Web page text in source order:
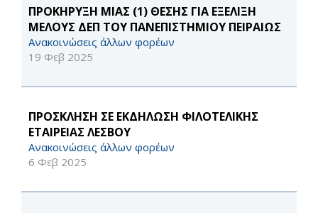
ΠΡΟΚΗΡΥΞΗ ΜΙΑΣ (1) ΘΕΣΗΣ ΓΙΑ ΕΞΕΛΙΞΗ
ΜΕΛΟΥΣ ΔΕΠ ΤΟΥ ΠΑΝΕΠΙΣΤΗΜΙΟΥ ΠΕΙΡΑΙΩΣ
Ανακοινώσεις άλλων φορέων
19 Φεβ 2025
ΠΡΟΣΚΛΗΣΗ ΣΕ ΕΚΔΗΛΩΣΗ ΦΙΛΟΤΕΛΙΚΗΣ
ΕΤΑΙΡΕΙΑΣ ΛΕΣΒΟΥ
Ανακοινώσεις άλλων φορέων
6 Φεβ 2025